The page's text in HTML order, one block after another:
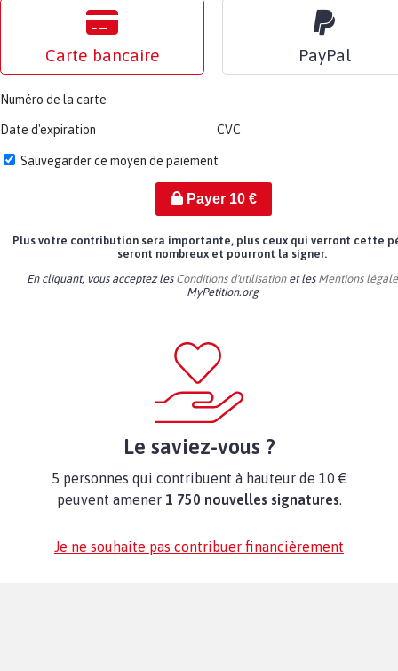
Carte bancaire PayPal
Numéro de la carte
Date d'expiration CVC
Sauvegarder ce moyen de paiement
Payer 10€
Plus votre contribution sera importante, plus ceux qui verront cette
seront nombreux et pourront la signer.
En cliquant, vous acceptez les Conditions d'utilisationet les Mentions
MyPetition.org
Le saviez-vous ?
5 personnes qui contribuent à hauteur de 10 €
peuvent amener 1 750 nouvelles signatures.
Je ne souhaite pas contribuer financièrement